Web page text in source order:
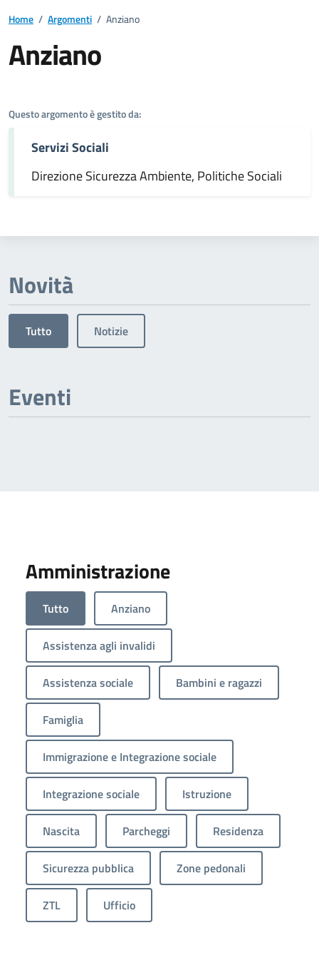
Home / Argomenti / Anziano
Anziano
Questo argomento è gestito da:
Servizi Sociali
Direzione Sicurezza Ambiente, Politiche Sociali
Novità
Tutto Notizie
Eventi
Amministrazione
Tutto Anziano
Assistenza agli invalidi
Assistenza sociale Bambini e ragazzi
Famiglia
Immigrazione e Integrazione sociale
Integrazione sociale Istruzione
Nascita Parcheggi Residenza
Sicurezza pubblica Zone pedonali
ZTL Ufficio